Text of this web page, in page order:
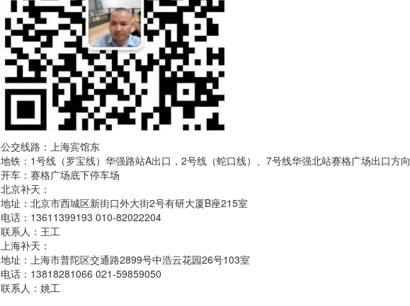
公交线路：上海宾馆东
地铁：1号线（罗宝线）华强路站A出口，2号线（蛇口线）、7号线华强北站赛格广场出口方向
开车：赛格广场底下停车场
北京补天：
地址：北京市西城区新街口外大街2号有研大厦B座215室
电话：13611399193 010-82022204
联系人：王工
上海补天：
地址：上海市普陀区交通路2899号中浩云花园26号103室
电话：13818281066 021-59859050
联系人：姚工